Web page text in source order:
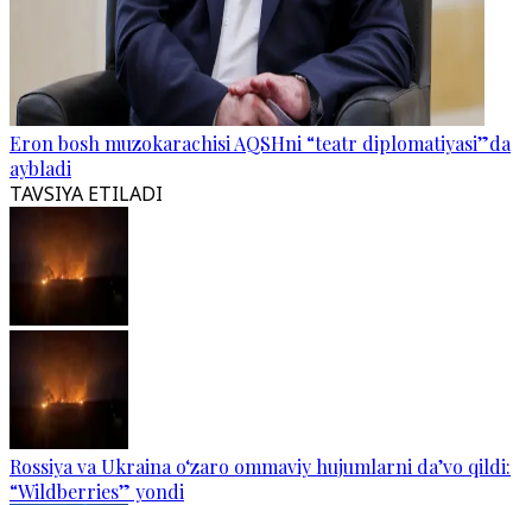
Eron bosh muzokarachisi AQSHni “teatr diplomatiyasi”da
aybladi
TAVSIYA ETILADI
Rossiya va Ukraina o‘zaro ommaviy hujumlarni da’vo qildi:
“Wildberries” yondi